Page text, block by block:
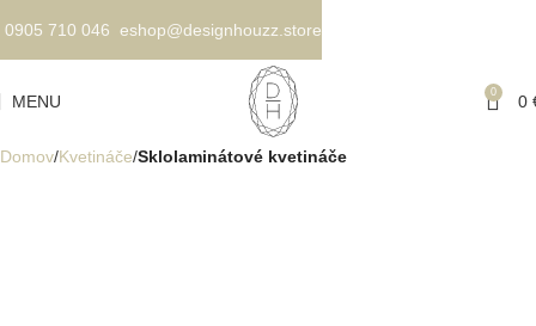
MENU 0 0
Domov Kvetináče Sklolaminátové kvetináče
0905 710 046 eshop@designhouzz.store